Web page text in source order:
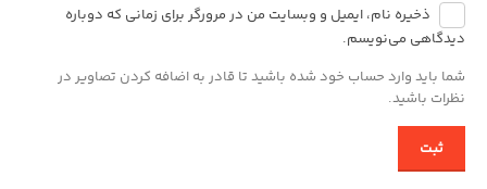
ذخیره نام، ایمیل و وبسایت من در مرورگر برای زمانی که دوباره
دیدگاهی می‌نویسم.
شما باید وارد حساب خود شده باشید تا قادر به اضافه کردن تصاویر در
نظرات باشید.